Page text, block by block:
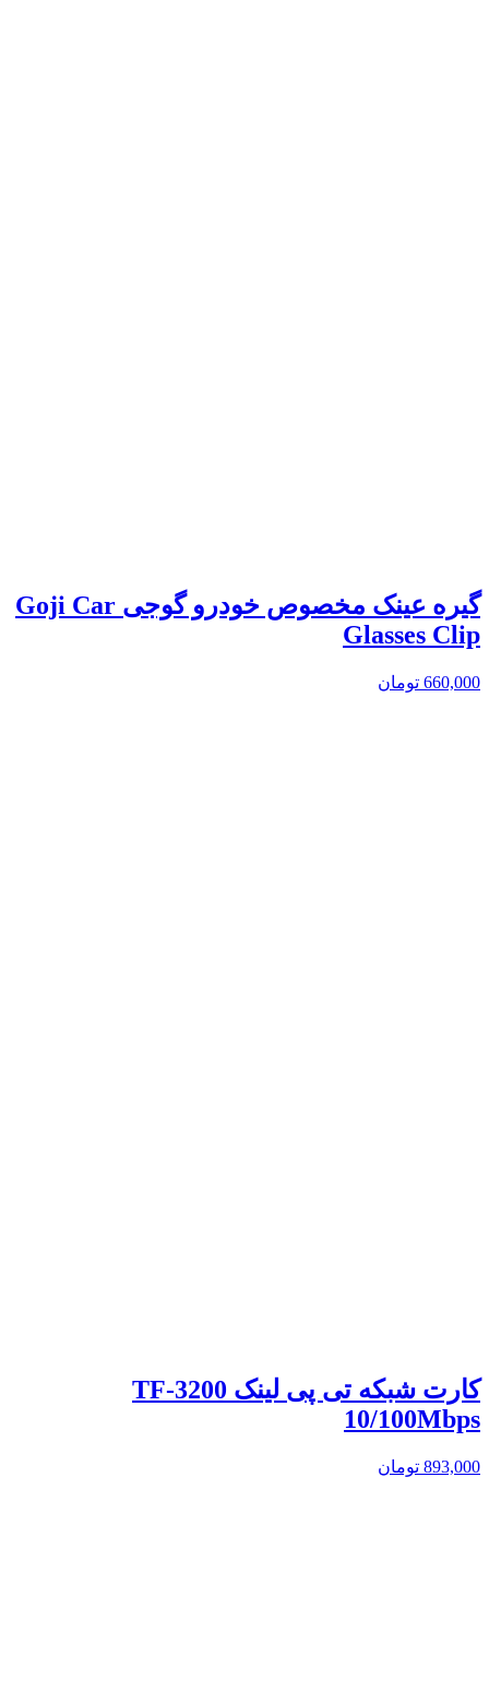
گیره عینک مخصوص خودرو گوجی Goji Car
Glasses Clip
660,000 تومان
کارت شبکه تی پی لینک TF-3200
10/100Mbps
893,000 تومان